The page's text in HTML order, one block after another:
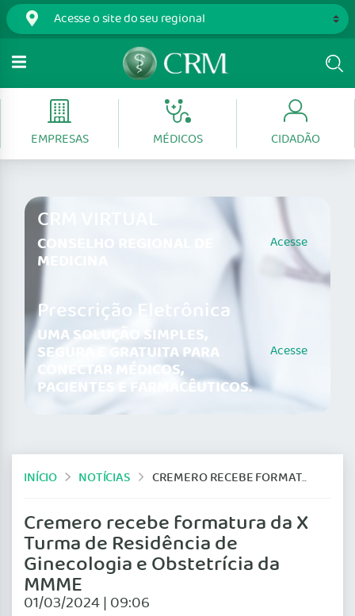
EMPRESAS MÉDICOS CIDADÃO
CRM VIRTUAL
CONSELHO REGIONAL DE
MEDICINA
Acesse
Prescrição Eletrônica
UMA SOLUÇÃO SIMPLES,
SEGURA E GRATUITA PARA
CONECTAR MÉDICOS,
PACIENTES E FARMACÊUTICOS.
Acesse
INÍCIO NOTÍCIAS CREMERO RECEBE FORMATURA DA X TURMA DE RESIDÊNCIA DE GINECOLOGIA E OBSTETRÍCIA DA MMME
Cremero recebe formatura da X
Turma de Residência de
Ginecologia e Obstetrícia da
MMME
01/03/2024 | 09:06